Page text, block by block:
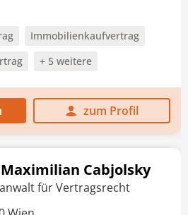
Immobilienkaufvertrag
+ 5 weitere
zum Profil
Cabjolsky
für Vertragsrecht